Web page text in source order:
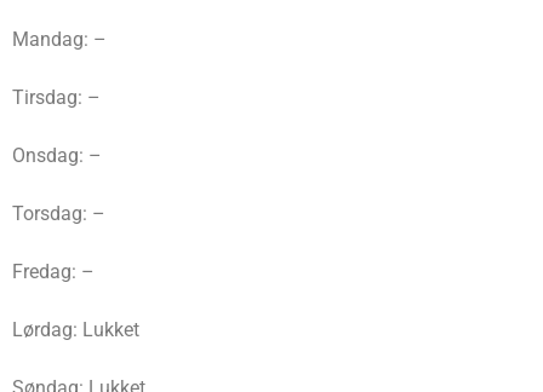
Mandag: –
Tirsdag: –
Onsdag: –
Torsdag: –
Fredag: –
Lørdag: Lukket